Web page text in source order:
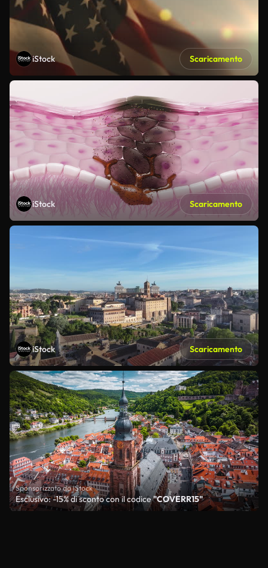
iStock Scaricamento
iStock Scaricamento
iStock Scaricamento
Sponsorizzato da iStock
Esclusivo: -15% di sconto con il codice"COVERR15"